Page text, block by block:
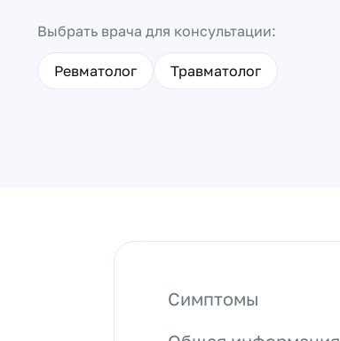
Выбрать врача для консультации:
Ревматолог Травматолог
Симптомы